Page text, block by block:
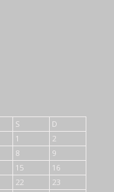
S
D
1
2
8
9
15
16
22
23